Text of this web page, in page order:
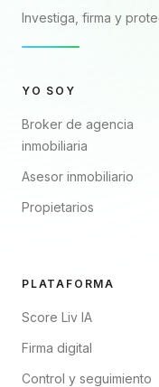
Investiga, firma y
YO SOY
Broker de agencia
inmobiliaria
Asesor inmobiliario
Propietarios
PLATAFORMA
Score Liv IA
Firma digital
Control y seguimiento